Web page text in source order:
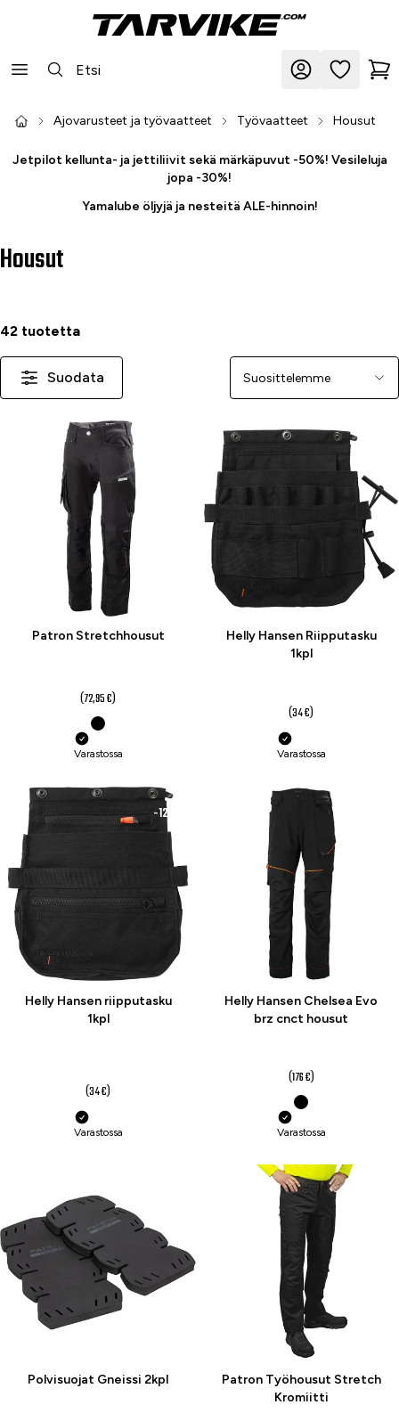
Ajovarusteet ja työvaatteet Työvaatteet Housut
Jetpilot kellunta- ja jettiliivit sekä märkäpuvut -50%! Vesileluja
jopa -30%!
Yamalube öljyjä ja nesteitä ALE-hinnoin!
Housut
42 tuotetta
Suodata Järjestä
Patron Stretchhousut
(72,95 €)
Varastossa
Helly Hansen Riipputasku
1kpl
(34 €)
Varastossa
-12 %
Helly Hansen riipputasku
1kpl
(34 €)
Varastossa
Helly Hansen Chelsea Evo
brz cnct housut
(176 €)
Varastossa
Polvisuojat Gneissi 2kpl
Patron Työhousut Stretch
Kromiitti